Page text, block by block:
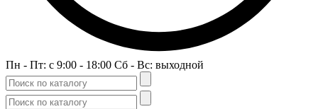
Пн - Пт: c 9:00 - 18:00 Сб - Вс: выходной